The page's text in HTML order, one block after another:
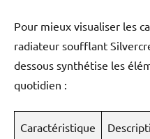
Pour mieux visualiser les
radiateur soufflant
dessous synthétise les
quotidien :
Caractéristique